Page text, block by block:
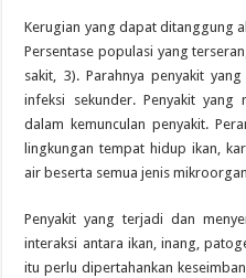
Kerugian yang dapat ditanggung
Persentase populasi yang
sakit, 3). Parahnya penyakit
infeksi sekunder. Penyakit
dalam kemunculan penyakit.
lingkungan tempat hidup ikan,
air beserta semua jenis
Penyakit yang terjadi dan
interaksi antara ikan, inang,
itu perlu dipertahankan